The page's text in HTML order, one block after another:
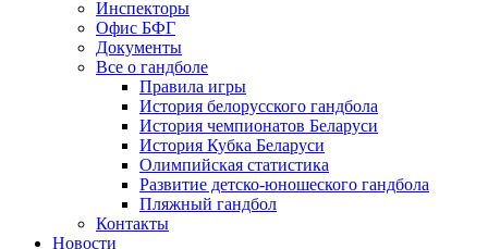
Инспекторы
Офис БФГ
Документы
Все о гандболе
Правила игры
История белорусского гандбола
История чемпионатов Беларуси
История Кубка Беларуси
Олимпийская статистика
Развитие детско-юношеского гандбола
Пляжный гандбол
Контакты
Новости